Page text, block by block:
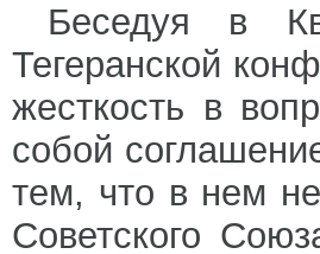
Беседуя в
Тегеранской
жесткость в
собой
тем, что в нем
Советского